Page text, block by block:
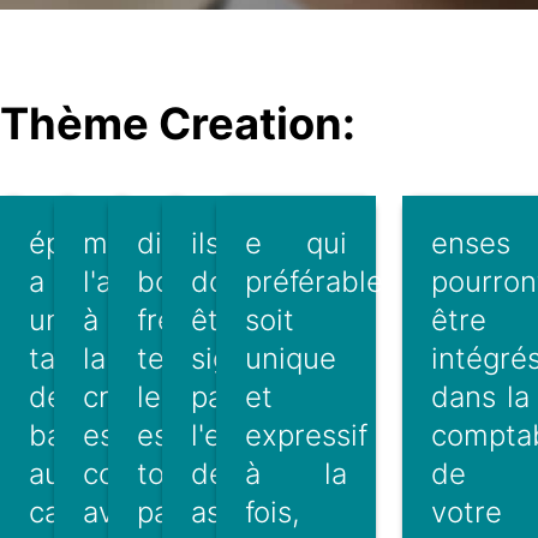
Thème Creation:
épartement
a
un
tarif
de
base
au
caractère
mplémentaire,
l'accompagnement
à
la
création/reprise
est
couplé
avec
dispositif
bourse
french
tech
leur
est
tout
particulièrement
ils
doivent
être
signés
par
l'ensemble
des
associés.le
e qui
préférablement
soit
unique
et
expressif
à la
fois,
enses
être
dans la
de
votre